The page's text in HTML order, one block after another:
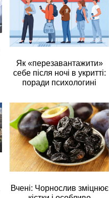
Як «перезавантажити»
себе після ночі в укритті:
поради психологині
Вчені: Чорнослив зміцнює